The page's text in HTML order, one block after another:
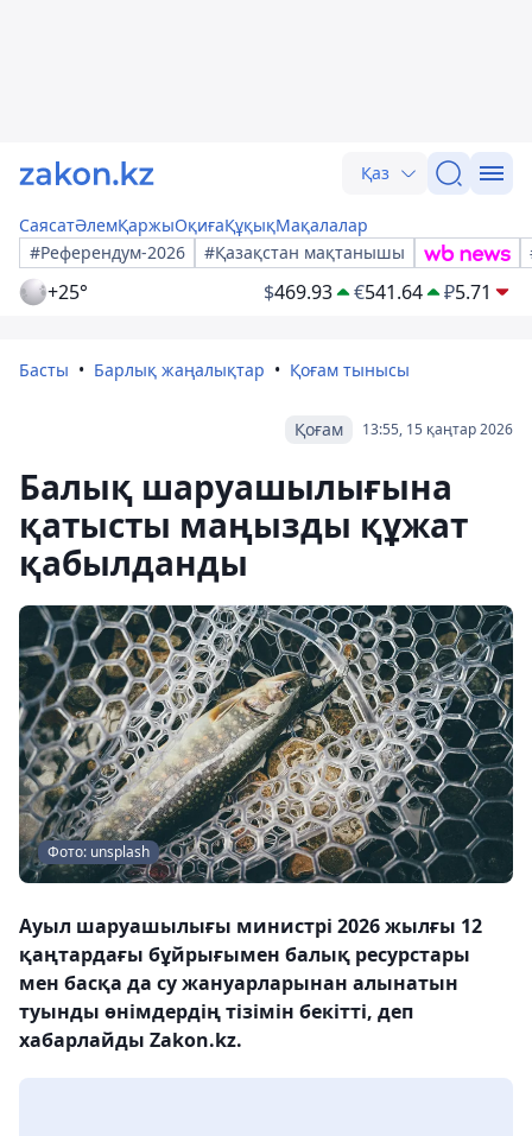
Қаз
СаясатӘлемҚаржыОқиғаҚұқықМақалалар
#Референдум-2026
#Қазақстан мақтанышы
+25° $469.93 €541.64 ₽5.71
Басты Барлық жаңалықтар Қоғам тынысы
13:55, 15 қаңтар 2026
Қоғам
Балық шаруашылығына
қатысты маңызды құжат
қабылданды
Фото: unsplash
Ауыл шаруашылығы министрі 2026 жылғы 12
қаңтардағы бұйрығымен балық ресурстары
мен басқа да су жануарларынан алынатын
туынды өнімдердің тізімін бекітті, деп
хабарлайды Zakon.kz.